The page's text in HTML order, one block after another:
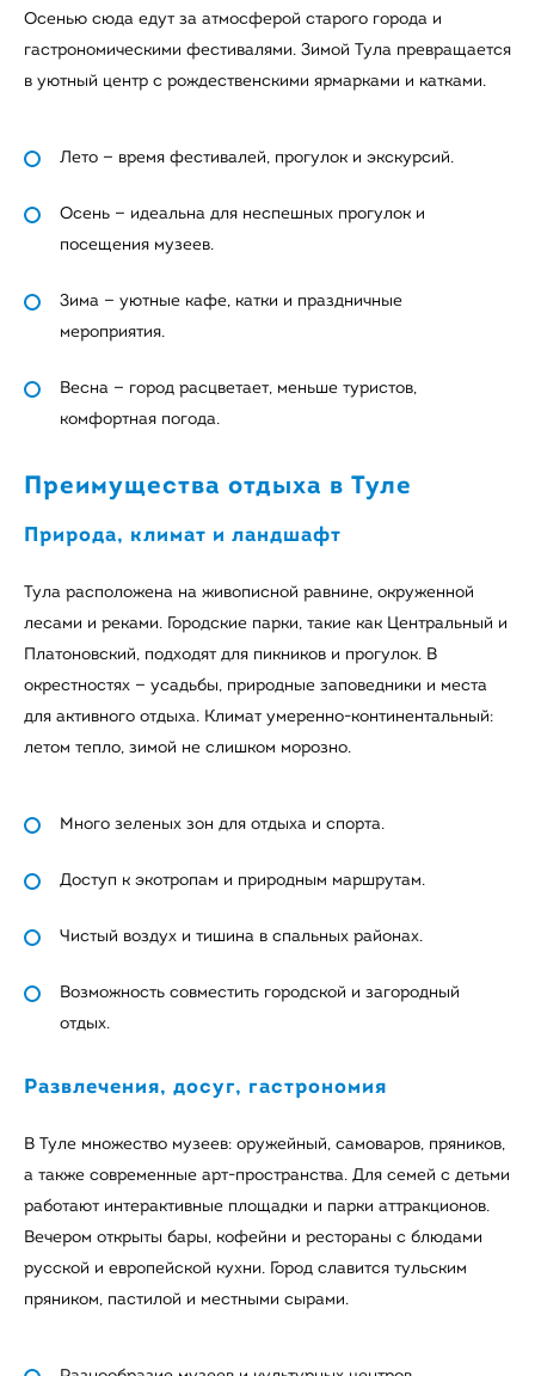
Осенью сюда едут за атмосферой старого города и
гастрономическими фестивалями. Зимой Тула превращается
в уютный центр с рождественскими ярмарками и катками.
Лето — время фестивалей, прогулок и экскурсий.
Осень — идеальна для неспешных прогулок и
посещения музеев.
Зима — уютные кафе, катки и праздничные
мероприятия.
Весна — город расцветает, меньше туристов,
комфортная погода.
Преимущества отдыха в Туле
Природа, климат и ландшафт
Тула расположена на живописной равнине, окруженной
лесами и реками. Городские парки, такие как Центральный и
Платоновский, подходят для пикников и прогулок. В
окрестностях — усадьбы, природные заповедники и места
для активного отдыха. Климат умеренно-континентальный:
летом тепло, зимой не слишком морозно.
Много зеленых зон для отдыха и спорта.
Доступ к экотропам и природным маршрутам.
Чистый воздух и тишина в спальных районах.
Возможность совместить городской и загородный
отдых.
Развлечения, досуг, гастрономия
В Туле множество музеев: оружейный, самоваров, пряников,
а также современные арт-пространства. Для семей с детьми
работают интерактивные площадки и парки аттракционов.
Вечером открыты бары, кофейни и рестораны с блюдами
русской и европейской кухни. Город славится тульским
пряником, пастилой и местными сырами.